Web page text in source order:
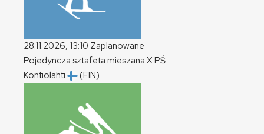
28.11.2026, 13:10 Zaplanowane
Pojedyncza sztafeta mieszana XPŚ
Kontiolahti
(FIN)